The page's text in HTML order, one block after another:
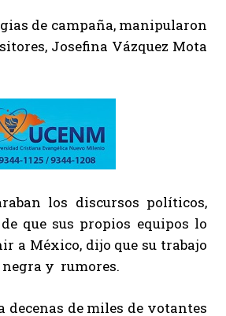
de campaña, manipularon
Josefina Vázquez Mota
los discursos políticos,
que sus propios equipos lo
a México, dijo que su trabajo
negra y rumores.
decenas de miles de votantes